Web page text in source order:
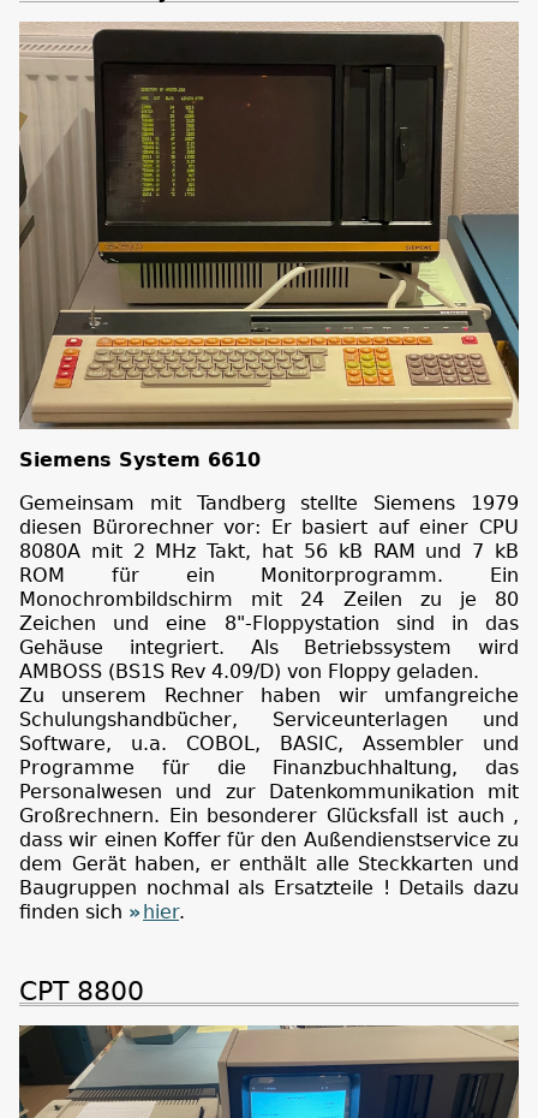
Siemens System 6610
Gemeinsam mit Tandberg stellte Siemens 1979
diesen Bürorechner vor: Er basiert auf einer CPU
8080A mit 2 MHz Takt, hat 56 kB RAM und 7 kB
ROM für ein Monitorprogramm. Ein
Monochrombildschirm mit 24 Zeilen zu je 80
Zeichen und eine 8"-Floppystation sind in das
Gehäuse integriert. Als Betriebssystem wird
AMBOSS (BS1S Rev 4.09/D) von Floppy geladen.
Zu unserem Rechner haben wir umfangreiche
Schulungshandbücher, Serviceunterlagen und
Software, u.a. COBOL, BASIC, Assembler und
Programme für die Finanzbuchhaltung, das
Personalwesen und zur Datenkommunikation mit
Großrechnern. Ein besonderer Glücksfall ist auch ,
dass wir einen Koffer für den Außendienstservice zu
dem Gerät haben, er enthält alle Steckkarten und
Baugruppen nochmal als Ersatzteile ! Details dazu
finden sich
hier.
CPT 8800